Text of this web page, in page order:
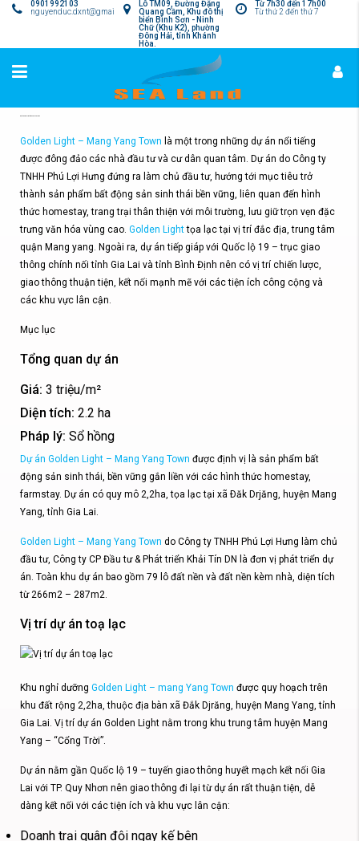
Từ 7h30 đến 17h00
Từ thứ 2 đến thứ 7
Lô TM09, Đường Đặng
Quang Cầm, Khu đô thị
biển Bình Sơn - Ninh
Chữ (Khu K2), phường
Đông Hải, tỉnh Khánh
Hòa.
0901992103
nguyenduc.dxnt@gmail.com
Golden Light – Mang Yang Town là một trong những dự án nổi tiếng
được đông đảo các nhà đầu tư và cư dân quan tâm. Dự án do Công ty
TNHH Phú Lợi Hưng đứng ra làm chủ đầu tư, hướng tới mục tiêu trở
thành sản phẩm bất động sản sinh thái bền vững, liên quan đến hình
thức homestay, trang trại thân thiện với môi trường, lưu giữ trọn vẹn đặc
trưng văn hóa vùng cao. Golden Lighttọa lạc tại vị trí đắc địa, trung tâm
quận Mang yang. Ngoài ra, dự án tiếp giáp với Quốc lộ 19 – trục giao
thông chính nối tỉnh Gia Lai và tỉnh Bình Định nên có vị trí chiến lược,
giao thông thuận tiện, kết nối mạnh mẽ với các tiện ích công cộng và
các khu vực lân cận.
Mục lục
Tổng quan dự án
Giá: 3 triệu/m²
Diện tích: 2.2 ha
Pháp lý: Sổ hồng
Dự án Golden Light – Mang Yang Town được định vị là sản phẩm bất
động sản sinh thái, bền vững gắn liền với các hình thức homestay,
farmstay. Dự án có quy mô 2,2ha, tọa lạc tại xã Ðăk Drjăng, huyện Mang
Yang, tỉnh Gia Lai.
Golden Light – Mang Yang Town do Công ty TNHH Phú Lợi Hưng làm chủ
đầu tư, Công ty CP Đầu tư & Phát triển Khải Tín DN là đơn vị phát triển dự
án. Toàn khu dự án bao gồm 79 lô đất nền và đất nền kèm nhà, diện tích
từ 266m2 – 287m2.
Vị trí dự án toạ lạc
Khu nghỉ dưỡng Golden Light – mang Yang Town được quy hoạch trên
khu đất rộng 2,2ha, thuộc địa bàn xã Đắk Djrăng, huyện Mang Yang, tỉnh
Gia Lai. Vị trí dự án Golden Light nằm trong khu trung tâm huyện Mang
Yang – “Cổng Trời”.
Dự án nằm gần Quốc lộ 19 – tuyến giao thông huyết mạch kết nối Gia
Lai với TP. Quy Nhơn nên giao thông đi lại từ dự án rất thuận tiện, dễ
dàng kết nối với các tiện ích và khu vực lân cận:
Doanh trại quân đội ngay kế bên